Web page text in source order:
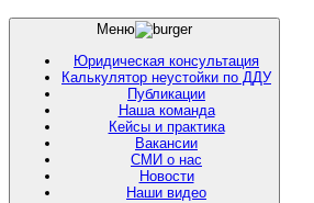
Меню
Юридическая консультация
Калькулятор неустойки по ДДУ
Публикации
Наша команда
Кейсы и практика
Вакансии
СМИ о нас
Новости
Наши видео